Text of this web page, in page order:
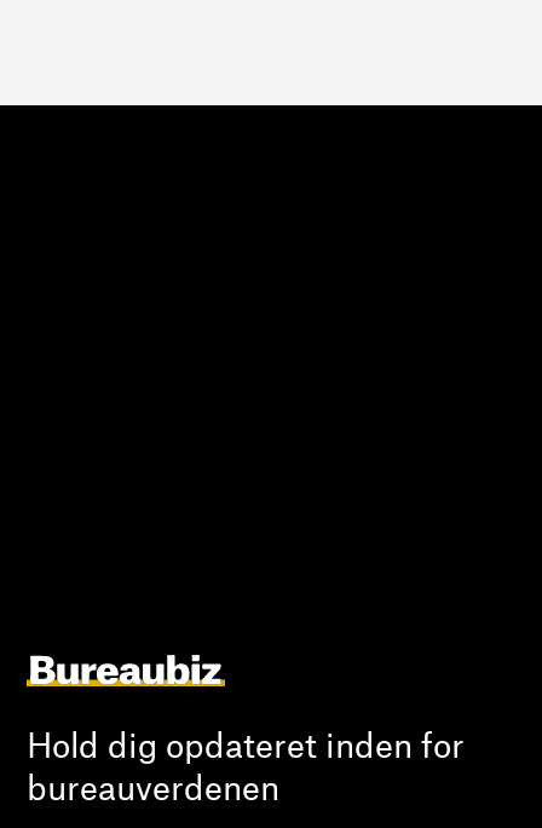
Hold dig opdateret inden for
bureauverdenen